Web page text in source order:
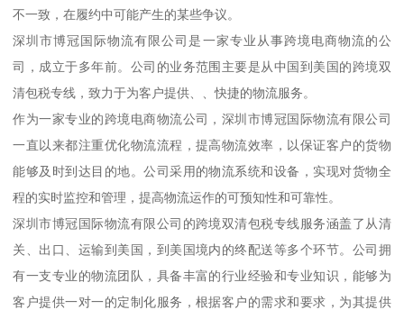
不一致，在履约中可能产生的某些争议。
深圳市博冠国际物流有限公司是一家专业从事跨境电商物流的公
司，成立于多年前。公司的业务范围主要是从中国到美国的跨境双
清包税专线，致力于为客户提供、、快捷的物流服务。
作为一家专业的跨境电商物流公司，深圳市博冠国际物流有限公司
一直以来都注重优化物流流程，提高物流效率，以保证客户的货物
能够及时到达目的地。公司采用的物流系统和设备，实现对货物全
程的实时监控和管理，提高物流运作的可预知性和可靠性。
深圳市博冠国际物流有限公司的跨境双清包税专线服务涵盖了从清
关、出口、运输到美国，到美国境内的终配送等多个环节。公司拥
有一支专业的物流团队，具备丰富的行业经验和专业知识，能够为
客户提供一对一的定制化服务，根据客户的需求和要求，为其提供